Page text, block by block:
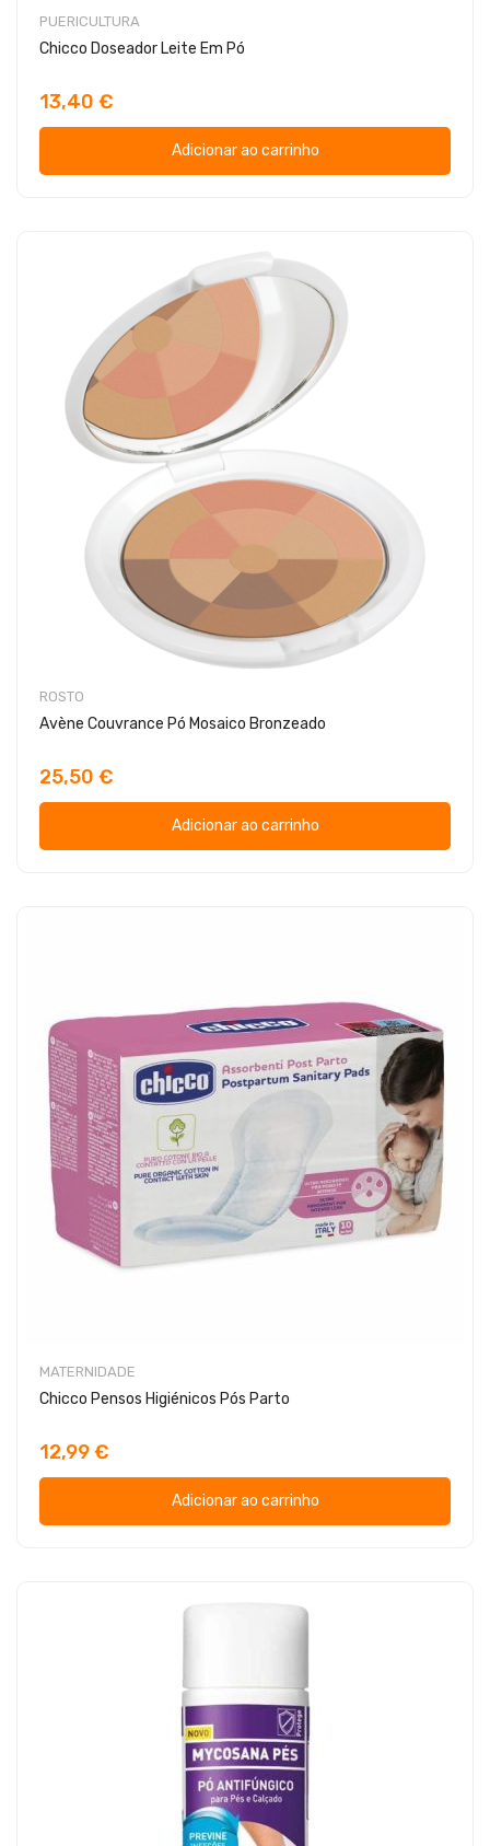
PUERICULTURA
Chicco Doseador Leite Em Pó
13,40 €
Adicionar ao carrinho
ROSTO
Avène Couvrance Pó Mosaico Bronzeado
25,50 €
Adicionar ao carrinho
MATERNIDADE
Chicco Pensos Higiénicos Pós Parto
12,99 €
Adicionar ao carrinho